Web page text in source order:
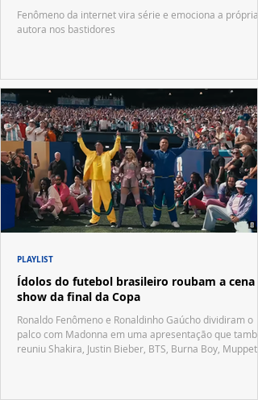
Fenômeno da internet vira série e emociona a própria
autora nos bastidores
Ídolos do futebol brasileiro roubam a cena
show da final da Copa
Ronaldo Fenômeno e Ronaldinho Gaúcho dividiram o
palco com Madonna em uma apresentação que
reuniu Shakira, Justin Bieber, BTS, Burna Boy, Muppets,
PLAYLIST